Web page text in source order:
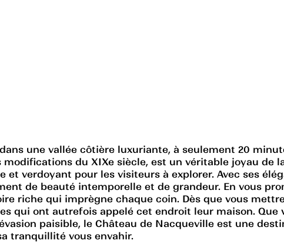
une vallée côtière luxuriante, à seulement 20
du XIXe siècle, est un véritable joyau de
verdoyant pour les visiteurs à explorer. Avec ses
de beauté intemporelle et de grandeur. En vous
riche qui imprègne chaque coin. Dès que vous
qui ont autrefois appelé cet endroit leur maison. Que
paisible, le Château de Nacqueville est une
tranquillité vous envahir.